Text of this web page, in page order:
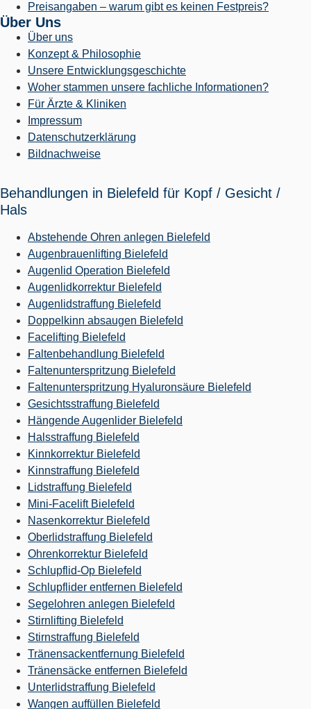
Preisangaben – warum gibt es keinen Festpreis?
Über Uns
Über uns
Konzept & Philosophie
Unsere Entwicklungsgeschichte
Woher stammen unsere fachliche Informationen?
Für Ärzte & Kliniken
Impressum
Datenschutzerklärung
Bildnachweise
Behandlungen in Bielefeld für Kopf / Gesicht /
Hals
Abstehende Ohren anlegen Bielefeld
Augenbrauenlifting Bielefeld
Augenlid Operation Bielefeld
Augenlidkorrektur Bielefeld
Augenlidstraffung Bielefeld
Doppelkinn absaugen Bielefeld
Facelifting Bielefeld
Faltenbehandlung Bielefeld
Faltenunterspritzung Bielefeld
Faltenunterspritzung Hyaluronsäure Bielefeld
Gesichtsstraffung Bielefeld
Hängende Augenlider Bielefeld
Halsstraffung Bielefeld
Kinnkorrektur Bielefeld
Kinnstraffung Bielefeld
Lidstraffung Bielefeld
Mini-Facelift Bielefeld
Nasenkorrektur Bielefeld
Oberlidstraffung Bielefeld
Ohrenkorrektur Bielefeld
Schlupflid-Op Bielefeld
Schlupflider entfernen Bielefeld
Segelohren anlegen Bielefeld
Stirnlifting Bielefeld
Stirnstraffung Bielefeld
Tränensackentfernung Bielefeld
Tränensäcke entfernen Bielefeld
Unterlidstraffung Bielefeld
Wangen auffüllen Bielefeld